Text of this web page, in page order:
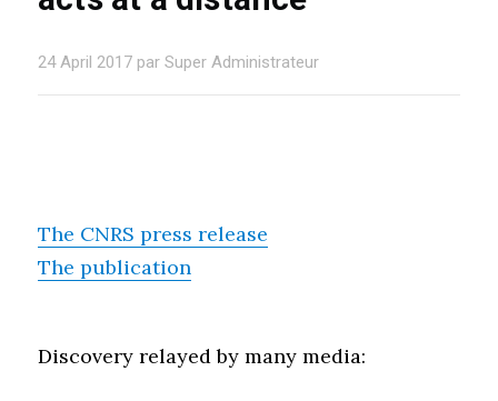
24 April 2017 par Super Administrateur
The CNRS press release
The publication
Discovery relayed by many media: